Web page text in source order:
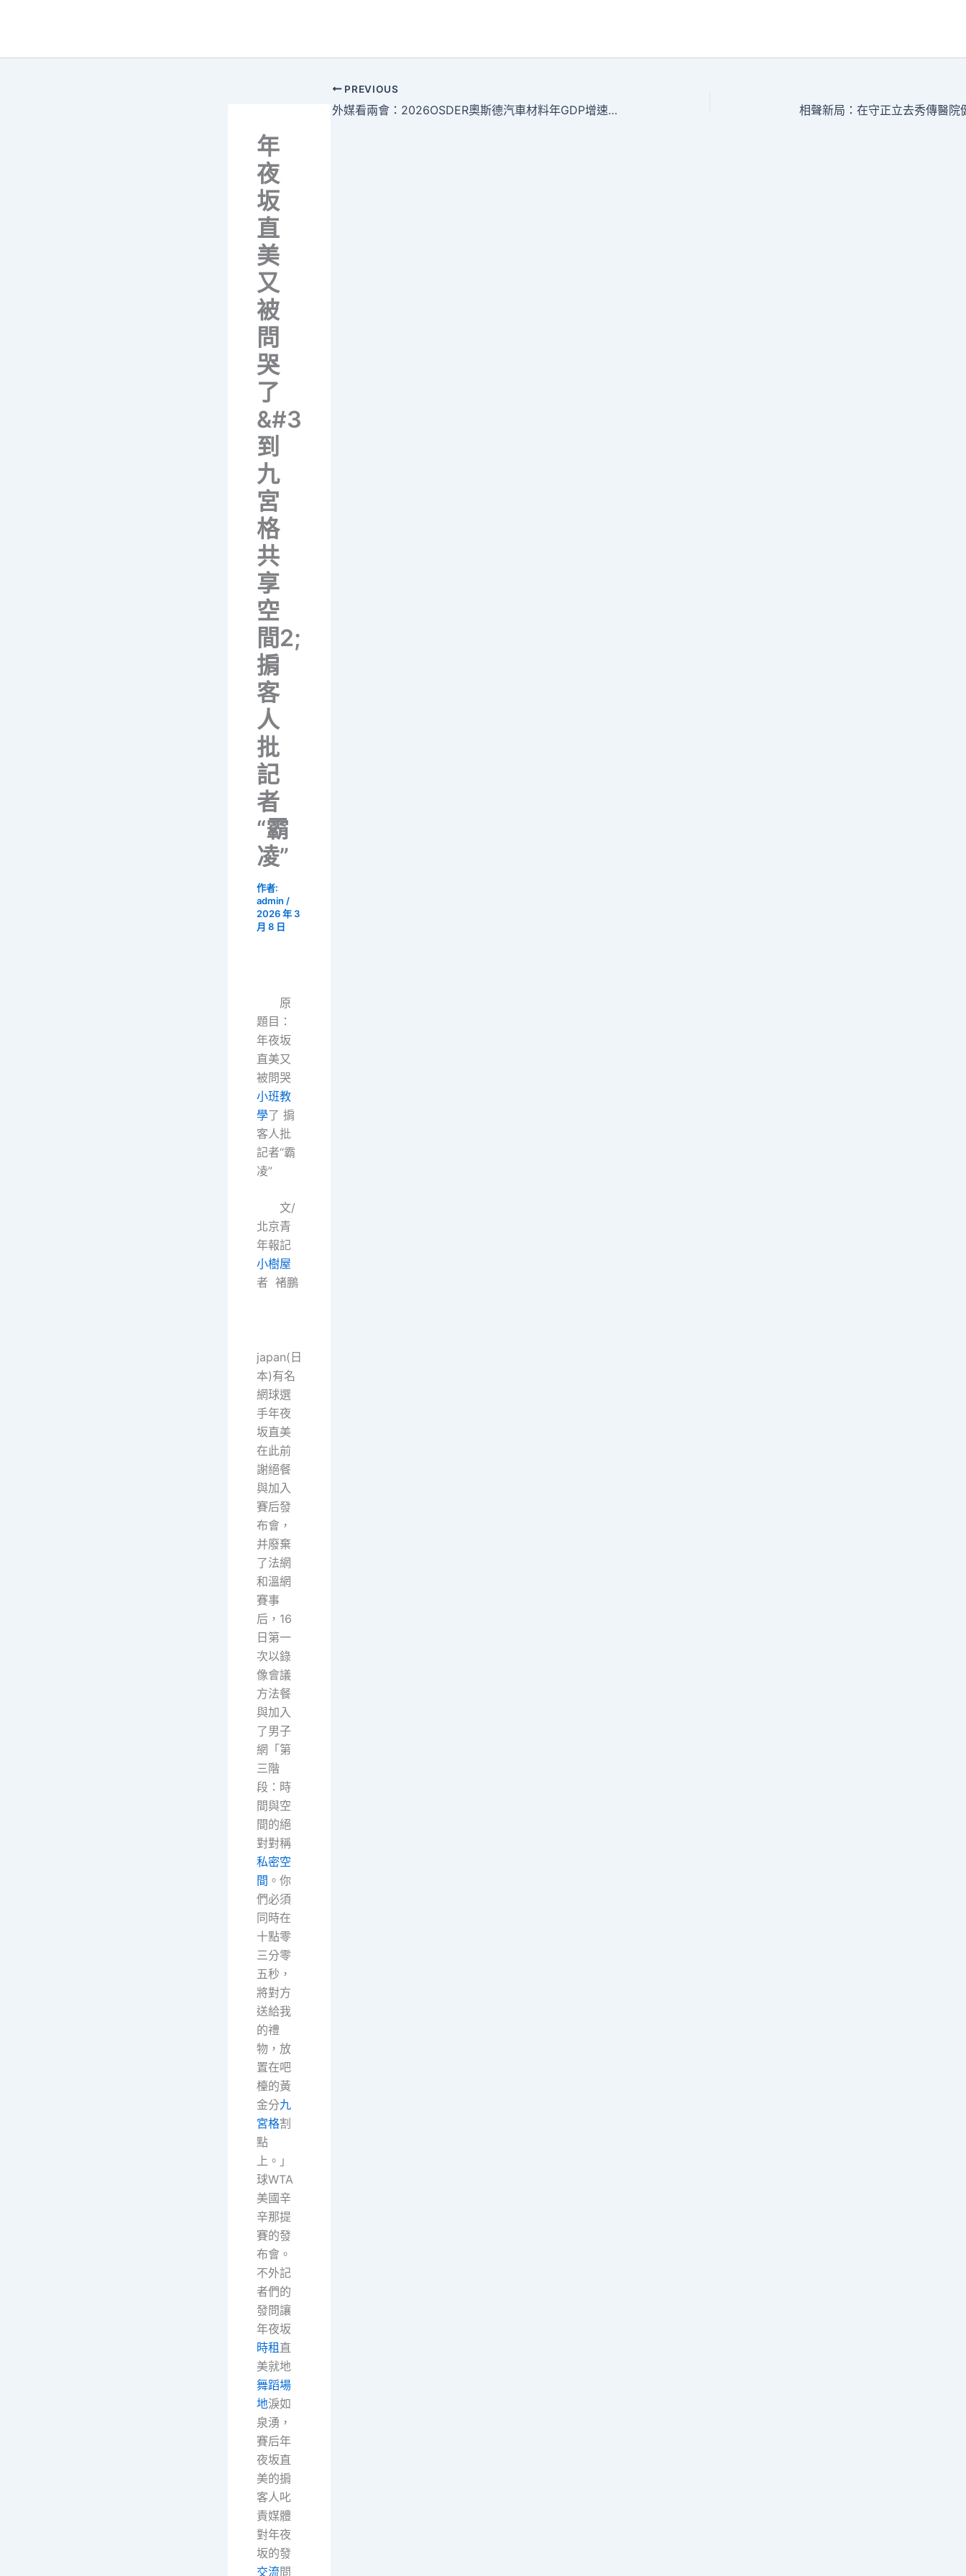
年
夜
坂
直
美
又
被
問
哭
了
&#3
到
九
宮
格
共
享
空
間2;
掮
客
人
批
記
者
“霸
凌”
作者:
admin /
2026 年 3
月 8 日
原
題目：
年夜坂
直美又
被問哭
小班教
學了 掮
客人批
記者“霸
凌”
文/
北京青
年報記
小樹屋
者 褚鵬
japan(日
本)有名
網球選
手年夜
坂直美
在此前
謝絕餐
與加入
賽后發
布會，
并廢棄
了法網
和溫網
賽事
后，16
日第一
次以錄
像會議
方法餐
與加入
了男子
網「第
三階
段：時
間與空
間的絕
對對稱
私密空
間 。你
們必須
同時在
十點零
三分零
五秒，
將對方
送給我
的禮
物，放
置在吧
檯的黃
金分九
宮格割
點
上。」
球WTA
美國辛
辛那提
賽的發
布會。
不外記
者們的
發問讓
年夜坂
時租直
美就地
舞蹈場
地淚如
泉湧，
賽后年
夜坂直
美的掮
客人叱
責媒體
對年夜
坂的發
交流問
PREVIOUS
外媒看兩會：2026OSDER奧斯德汽車材料年GDP增速目標彰顯中國高質量發展信念